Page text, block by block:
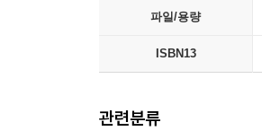
파일/용량
ISBN13
관련분류